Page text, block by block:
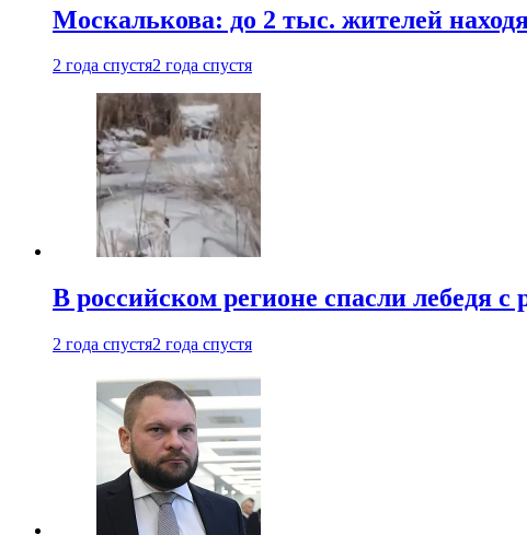
Москалькова: до 2 тыс. жителей
2 года спустя2 года спустя
В российском регионе спасли лебедя
2 года спустя2 года спустя